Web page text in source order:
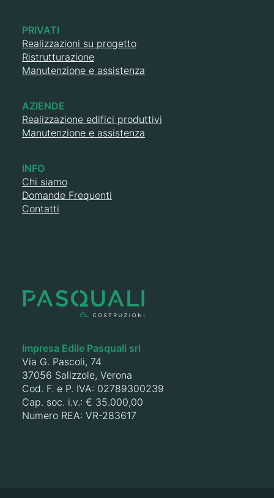
PRIVATI
Realizzazioni su progetto
Ristrutturazione
Manutenzione e assistenza
AZIENDE
Realizzazione edifici produttivi
Manutenzione e assistenza
INFO
Chi siamo
Domande Frequenti
Contatti
Impresa Edile Pasquali srl
Via G. Pascoli, 74
37056 Salizzole, Verona
Cod. F. e P. IVA: 02789300239
Cap. soc. i.v.: € 35.000,00
Numero REA: VR-283617